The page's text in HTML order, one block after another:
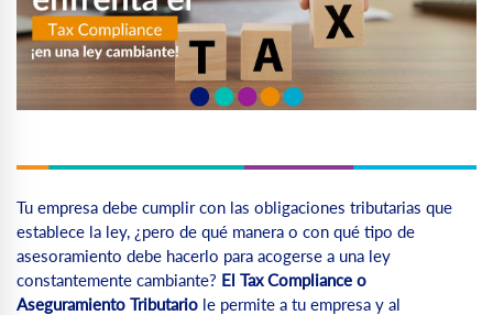
Tu empresa debe cumplir con las obligaciones tributarias que
establece la ley, ¿pero de qué manera o con qué tipo de
asesoramiento debe hacerlo para acogerse a una ley
constantemente cambiante? El Tax Compliance o
Aseguramiento Tributario le permite a tu empresa y al